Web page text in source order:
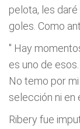
pelota, les
goles. Como
" Hay
es uno de
No temo por
selección ni en
Ribery fue